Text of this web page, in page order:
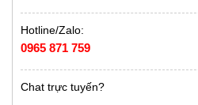
Hotline/Zalo:
0965 871 759
Chat trực tuyến?